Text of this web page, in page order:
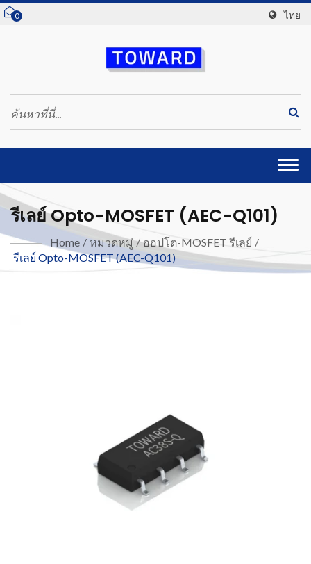
0 ไทย
รีเลย์ Opto-MOSFET (AEC-Q101)
Home / หมวดหมู่ / ออปโต-MOSFET รีเลย์ /
รีเลย์ Opto-MOSFET (AEC-Q101)